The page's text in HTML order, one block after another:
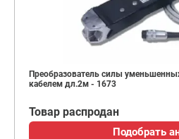
Преобразователь силы
кабелем дл.2м - 1673
Товар распродан
Подобрать